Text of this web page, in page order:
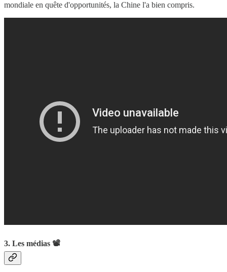
mondiale en quête d'opportunités, la Chine l'a bien compris.
3. Les médias 📽